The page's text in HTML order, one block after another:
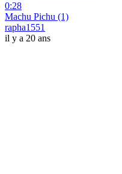
0:28
Machu Pichu (1)
rapha1551
il y a 20 ans